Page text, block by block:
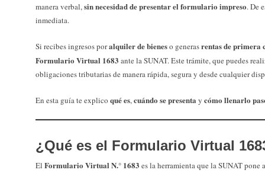
manera verbal,sin necesidad de presentar el formulario impreso. De
inmediata.
Si recibes ingresos poralquiler de bieneso generasrentas de primera
Formulario Virtual 1683 ante la SUNAT. Este trámite, que puedes
obligaciones tributarias de manera rápida, segura y desde cualquier
En esta guía te explico qué es,cuándo se presenta y cómo llenarlo
¿Qué es el Formulario Virtual
El Formulario Virtual N.° 1683 es la herramienta que la SUNAT